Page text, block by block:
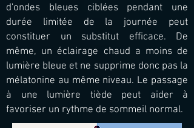
d'ondes bleues ciblées pendant une
durée limitée de la journée peut
constituer un substitut efficace. De
même, un éclairage chaud a moins de
lumière bleue et ne supprime donc pas la
mélatonine au même niveau. Le passage
à une lumière tiède peut aider à
favoriser un rythme de sommeil normal.